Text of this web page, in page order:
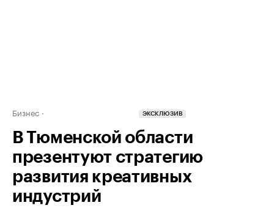
Бизнес ЭКСКЛЮЗИВ
В Тюменской области
презентуют стратегию
развития креативных
индустрий